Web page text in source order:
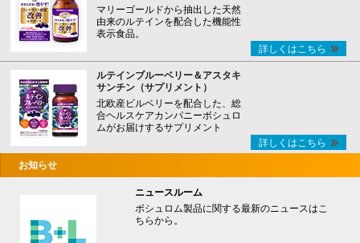
マリーゴールドから抽出した天然
由来のルテインを配合した機能性
表示食品。
詳しくはこちら
ルテインブルーベリー＆アスタキ
サンチン（サプリメント）
北欧産ビルベリーを配合した、総
合ヘルスケアカンパニーボシュロ
ムがお届けするサプリメント
詳しくはこちら
お知らせ
ニュースルーム
ボシュロム製品に関する最新のニュースはこ
ちらから。